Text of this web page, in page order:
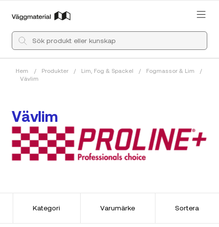
Hem / Produkter / Lim, Fog & Spackel / Fogmassor & Lim
/
Vävlim
Vävlim
Kategori Varumärke Sortera